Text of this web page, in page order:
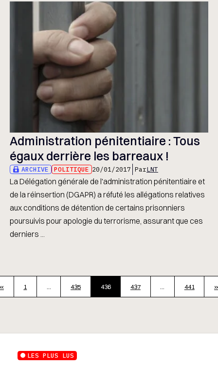
Administration pénitentiaire : Tous
égaux derrière les barreaux !
ARCHIVE POLITIQUE 20/01/2017 ParLNT
La Délégation générale de l'administration pénitentiaire et
de la réinsertion (DGAPR) a réfuté les allégations relatives
aux conditions de détention de certains prisonniers
poursuivis pour apologie du terrorisme, assurant que ces
derniers ...
1 435 436 437 441
LES PLUS LUS